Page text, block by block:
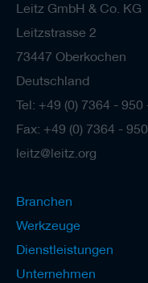
Leitz GmbH & Co. KG
Leitzstrasse 2
73447 Oberkochen
Deutschland
Tel: +49 (0) 7364 - 950
Fax: +49 (0) 7364 -
leitz@leitz.org
Branchen
Werkzeuge
Dienstleistungen
Unternehmen